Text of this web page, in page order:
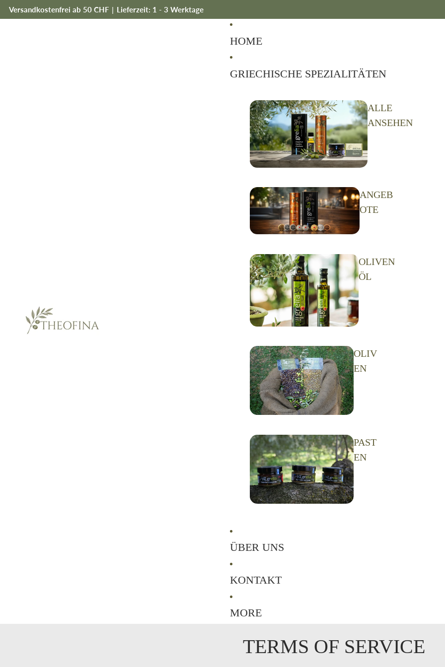
Versandkostenfrei ab 50 CHF | Lieferzeit: 1 - 3 Werktage
HOME
GRIECHISCHE SPEZIALITÄTEN
ALLE
ANSEHEN
ANGEB
OTE
OLIVEN
ÖL
OLIV
EN
PAST
EN
ÜBER UNS
KONTAKT
MORE
TERMS OF SERVICE